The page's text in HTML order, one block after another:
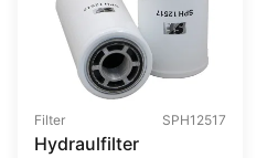
Filter SPH12517
Hydraulfilter